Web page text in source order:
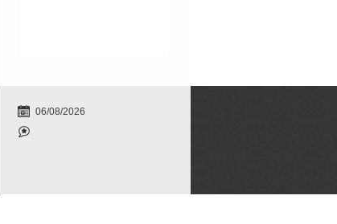
06/08/2026